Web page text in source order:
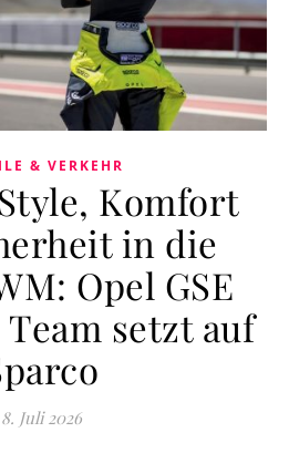
& VERKEHR
Komfort
in die
Opel GSE
setzt auf
8. Juli 2026